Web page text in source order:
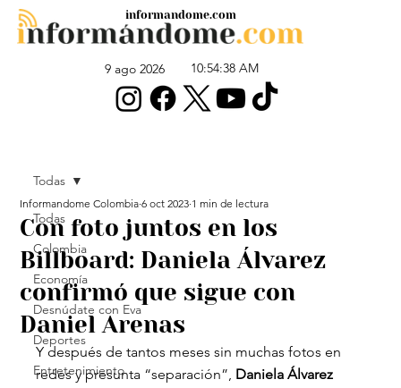
9 ago 2026 10:54:38 AM
informandome.com
Todas
Colombia
Economía
Desnúdate con Eva
Deportes
Entretenimiento
Todas
Con foto juntos en los
Billboard: Daniela Álvarez
confirmó que sigue con
Daniel Arenas
Informandome Colombia 6 oct 2023 1 min de lectura
Y después de tantos meses sin muchas fotos en
redes y presunta “separación”, Daniela Álvarez